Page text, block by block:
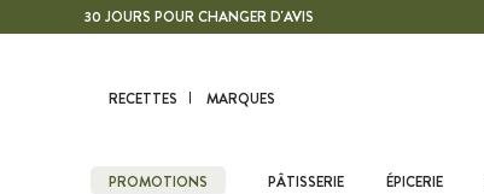
Contenu principal30 JOURS POUR CHANGER D'AVIS
RECETTES MARQUES
PROMOTIONS PÂTISSERIE ÉPICERIE